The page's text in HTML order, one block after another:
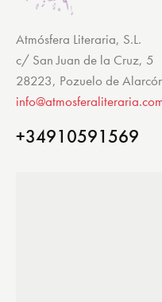
Atmósfera Literaria, S.L.
c/ San Juan de la Cruz, 5
28223, Pozuelo de
+34910591569